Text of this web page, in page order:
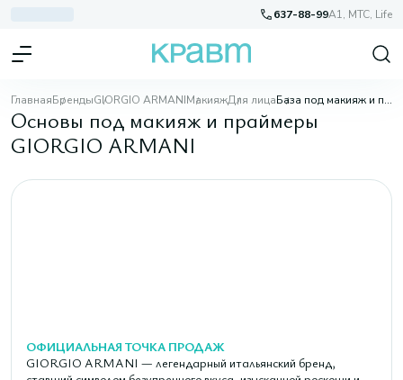
637-88-99A1, МТС, Life
ГлавнаяБрендыGIORGIO ARMANIМакияжДля лица База под макияж и праймеры
Основы под макияж и праймеры
GIORGIO ARMANI
ОФИЦИАЛЬНАЯ ТОЧКА ПРОДАЖ
GIORGIO ARMANI — легендарный итальянский бренд,